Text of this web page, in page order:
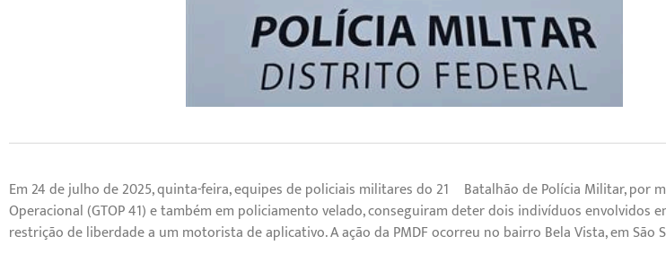
Em 24 de julho de 2025, quinta-feira, equipes de policiais militares do 21º Batalhão de Polícia Militar, por
Operacional (GTOP 41) e também em policiamento velado, conseguiram deter dois indivíduos envolvidos
restrição de liberdade a um motorista de aplicativo. A ação da PMDF ocorreu no bairro Bela Vista, em São